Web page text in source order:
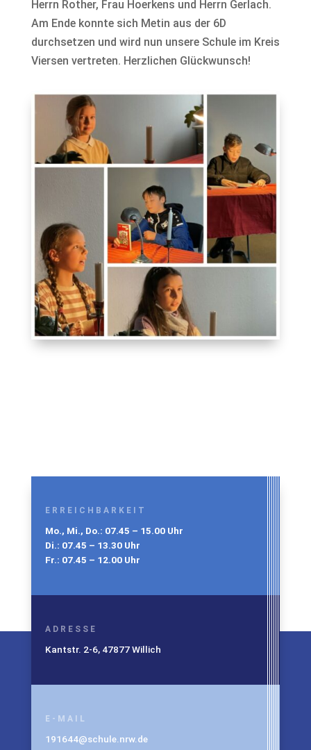
Herrn Rother, Frau Hoerkens und Herrn Gerlach.
Am Ende konnte sich Metin aus der 6D
durchsetzen und wird nun unsere Schule im Kreis
Viersen vertreten. Herzlichen Glückwunsch!
ERREICHBARKEIT
Mo., Mi., Do.: 07.45 – 15.00 Uhr
Di.: 07.45 – 13.30 Uhr
Fr.: 07.45 – 12.00 Uhr
ADRESSE
Kantstr. 2-6, 47877 Willich
E-MAIL
191644@schule.nrw.de